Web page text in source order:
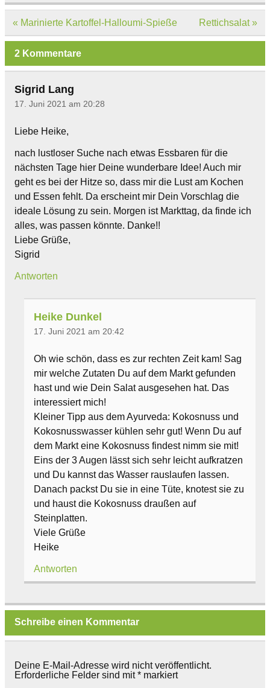
Beitragsnavigation
« Marinierte Kartoffel-Halloumi-Spieße Rettichsalat »
2 Kommentare
Sigrid Lang
17. Juni 2021 am 20:28
Liebe Heike,
nach lustloser Suche nach etwas Essbaren für die
nächsten Tage hier Deine wunderbare Idee! Auch mir
geht es bei der Hitze so, dass mir die Lust am Kochen
und Essen fehlt. Da erscheint mir Dein Vorschlag die
ideale Lösung zu sein. Morgen ist Markttag, da finde ich
alles, was passen könnte. Danke!!
Liebe Grüße,
Sigrid
Antworten
Heike Dunkel
17. Juni 2021 am 20:42
Oh wie schön, dass es zur rechten Zeit kam! Sag
mir welche Zutaten Du auf dem Markt gefunden
hast und wie Dein Salat ausgesehen hat. Das
interessiert mich!
Kleiner Tipp aus dem Ayurveda: Kokosnuss und
Kokosnusswasser kühlen sehr gut! Wenn Du auf
dem Markt eine Kokosnuss findest nimm sie mit!
Eins der 3 Augen lässt sich sehr leicht aufkratzen
und Du kannst das Wasser rauslaufen lassen.
Danach packst Du sie in eine Tüte, knotest sie zu
und haust die Kokosnuss draußen auf
Steinplatten.
Viele Grüße
Heike
Antworten
Schreibe einen Kommentar
Deine E-Mail-Adresse wird nicht veröffentlicht.
Erforderliche Felder sind mit* markiert